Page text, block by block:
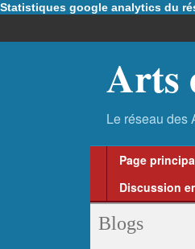
Statistiques google analytics du
Arts
Page
Discussion
Blogs